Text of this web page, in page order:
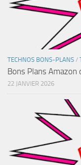
TECHNOS BONS-PLANS /
Bons Plans Amazon
22 JANVIER 2026